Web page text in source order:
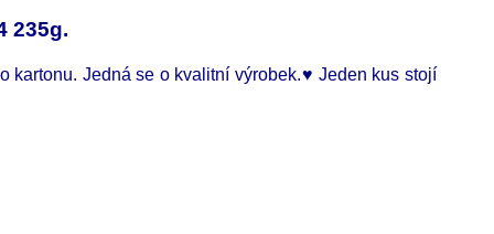
235g.
kartonu. Jedná se o kvalitní výrobek.♥ Jeden kus stojí